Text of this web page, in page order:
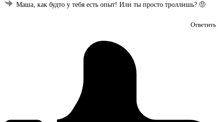
Маша, как будто у тебя есть опыт! Или ты просто троллишь? 🤨
Ответить